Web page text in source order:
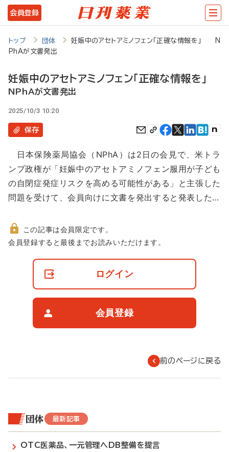
メ
イ
ン
テ
ツ
に
動
会員登録
トップ 団体
妊娠中のアセトアミノフェン「正確な情報を」 N
PhAが文書発出
妊娠中のアセトアミノフェン「正確な情報を」
NPhAが文書発出
2025/10/3 10:20
保存
日本保険薬局協会（NPhA）は2日の会見で、米トラ
ンプ政権が「妊娠中のアセトアミノフェン服用が子ども
の自閉症発症リスクを高める可能性がある」と主張した
問題を受けて、会員向けに文書を発出すると発表した…
非
この記事は会員限定です。
会員登録すると最後までお読みいただけます。
ログイン
会員登録
前のページに戻る
団体 最新記事
OTC医薬品、一元管理へDB整備を提言